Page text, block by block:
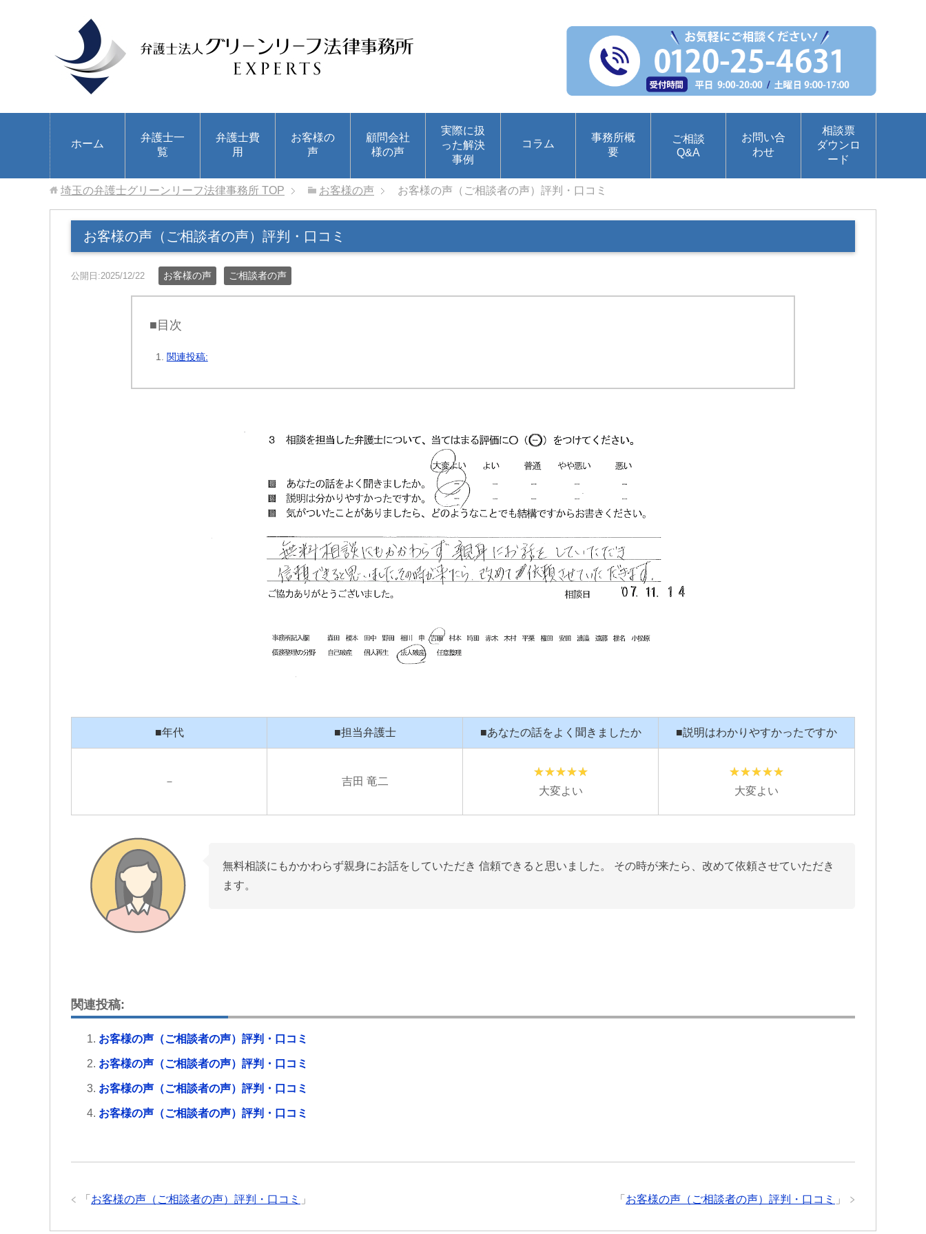
ホーム
弁護士一
覧
弁護士費
用
お客様の
声
顧問会社
様の声
実際に扱
った解決
事例
コラム
事務所概
要
ご相談
Q&A
お問い合
わせ
相談票
ダウンロ
ード
埼玉の弁護士グリーンリーフ法律事務所 TOP お客様の声 お客様の声（ご相談者の声）評判・口コミ
お客様の声（ご相談者の声）評判・口コミ
公開日:2025/12/22 お客様の声 ご相談者の声
■目次
関連投稿:
■年代 ■担当弁護士 ■あなたの話をよく聞きましたか ■説明はわかりやすかったですか
－
吉田 竜二
大変よい
大変よい
無料相談にもかかわらず親身にお話をしていただき 信頼できると思いました。 その時が来たら、改めて依頼させていただき
ます。
関連投稿:
お客様の声（ご相談者の声）評判・口コミ
お客様の声（ご相談者の声）評判・口コミ
お客様の声（ご相談者の声）評判・口コミ
お客様の声（ご相談者の声）評判・口コミ
「 お客様の声（ご相談者の声）評判・口コミ 」
「 お客様の声（ご相談者の声）評判・口コミ 」